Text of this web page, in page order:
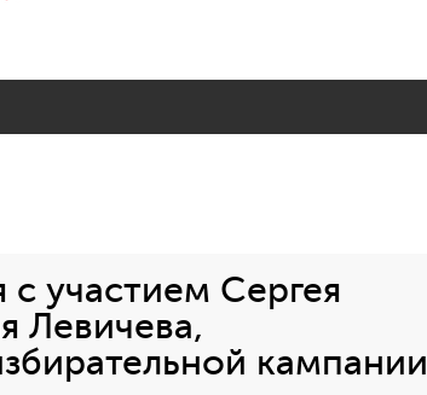
участием Сергея
Левичева,
кампании